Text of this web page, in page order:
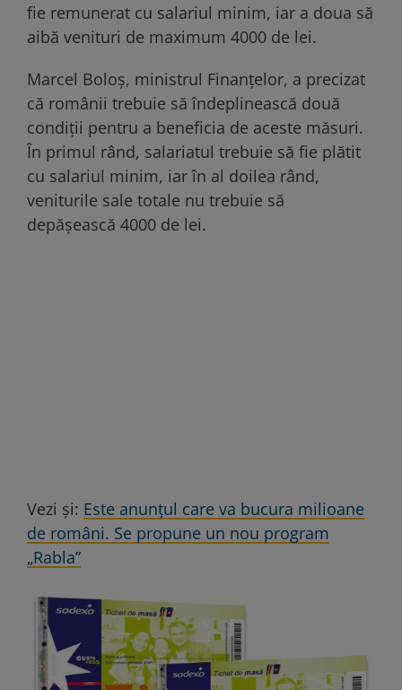
fie remunerat cu salariul minim, iar a doua să
aibă venituri de maximum 4000 de lei.
Marcel Boloș, ministrul Finanțelor, a precizat
că românii trebuie să îndeplinească două
condiții pentru a beneficia de aceste măsuri.
În primul rând, salariatul trebuie să fie plătit
cu salariul minim, iar în al doilea rând,
veniturile sale totale nu trebuie să
depășească 4000 de lei.
Vezi și: Este anunțul care va bucura milioane
de români. Se propune un nou program
„Rabla”